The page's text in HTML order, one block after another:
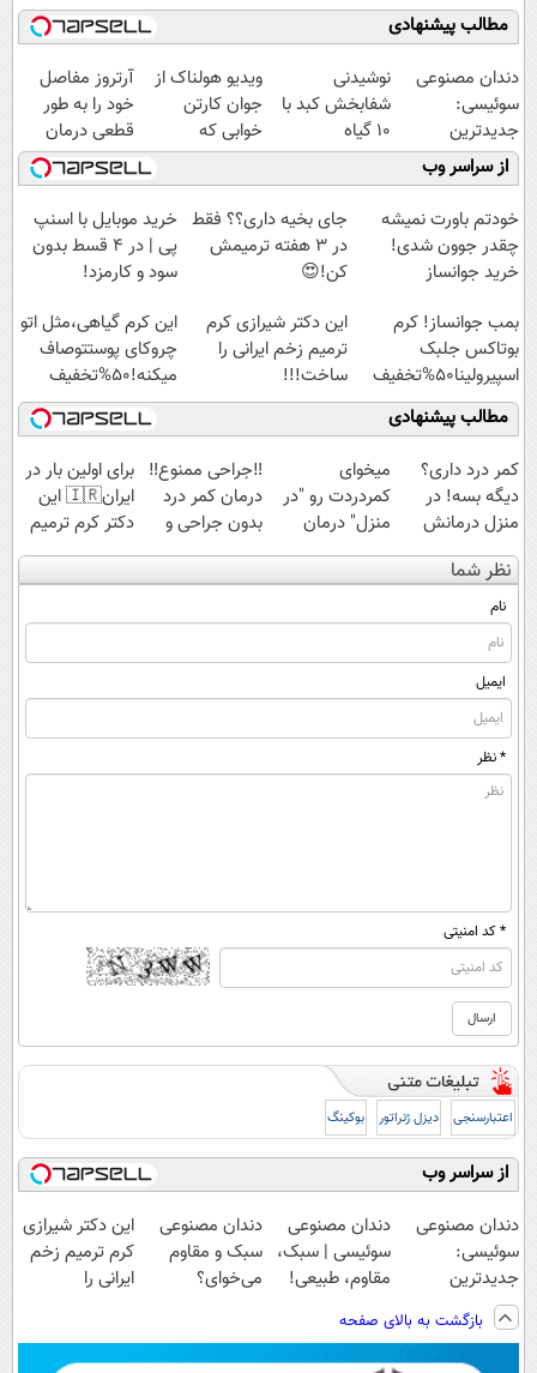
مطالب پیشنهادی
دندان مصنوعی
سوئیسی:
جدیدترین
فناوری اروپا،
سبک و مقاوم |
پرداخت قسطی
نوشیدنی
شفابخش کبد با
10 گیاه
موثر(تخفیف تا
امشب)
ویدیو هولناک از
جوان کارتن
خوابی که
میلیاردر شد.
آموزش رایگان
آرتروز مفاصل
خود را به طور
قطعی درمان
کنید!
◗پرسش‌نامه◖
از سراسر وب
خودتم باورت نمیشه
چقدر جوون شدی!
خرید جوانساز
ویژه
جای بخیه داری؟؟ فقط
در 3 هفته ترمیمش
کن!😍
خرید موبایل با اسنپ
پی | در ۴ قسط بدون
سود و کارمزد!
بمب جوانساز! کرم
بوتاکس جلبک
اسپیرولینا50%تخفیف
این دکتر شیرازی کرم
ترمیم زخم ایرانی را
ساخت!!!
این کرم گیاهی،مثل اتو
چروکای پوستتوصاف
میکنه!50%تخفیف
مطالب پیشنهادی
کمر درد داری؟
دیگه بسه! در
منزل درمانش
کن
(◀پرسش‌نامه)
میخوای
کمردردت رو "در
منزل" درمان
کنی؟ (◂فیلم +
‼️جراحی ممنوع‼️
درمان کمر درد
بدون جراحی و
دوره نقاهت
برای اولین بار در
ایران🇮🇷 این
دکتر کرم ترمیم
کننده 23 روزه
نظر شما
نام
ایمیل
* نظر
* کد امنیتی
اعتبارسنجی دیزل ژنراتور بوکینگ
از سراسر وب
دندان مصنوعی
سوئیسی:
جدیدترین
فناوری اروپا،
سبک و مقاوم |
پرداخت قسطی
دندان مصنوعی
سوئیسی | سبک،
مقاوم، طبیعی!
رایگان+پرداخت
اقساطی😍
دندان مصنوعی
سبک و مقاوم
می‌خوای؟
📍تهران
این دکتر شیرازی
کرم ترمیم زخم
ایرانی را
بازگشت به بالای صفحه